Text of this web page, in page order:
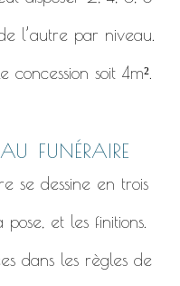
l’autre par niveau.
concession soit 4m².
funéraire
se dessine en trois
et les finitions.
dans les règles de